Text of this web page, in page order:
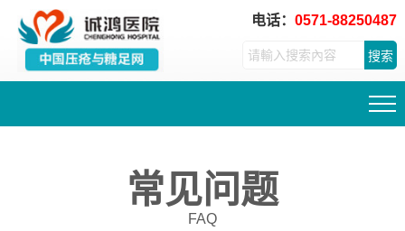
电话：0571-88250487
搜索
常见问题
FAQ